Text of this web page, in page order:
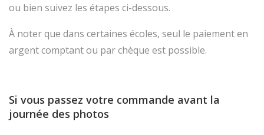
ou bien suivez les étapes ci-dessous.
À noter que dans certaines écoles, seul le paiement en
argent comptant ou par chèque est possible.
Si vous passez votre commande avant la
journée des photos